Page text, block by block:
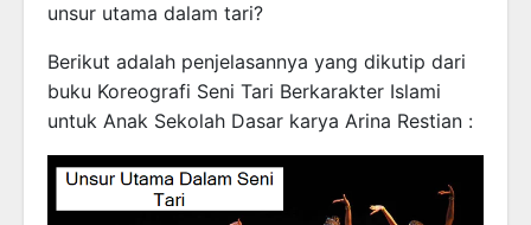
unsur utama dalam tari?
Berikut adalah penjelasannya yang dikutip dari
buku Koreografi Seni Tari Berkarakter Islami
untuk Anak Sekolah Dasar karya Arina Restian :